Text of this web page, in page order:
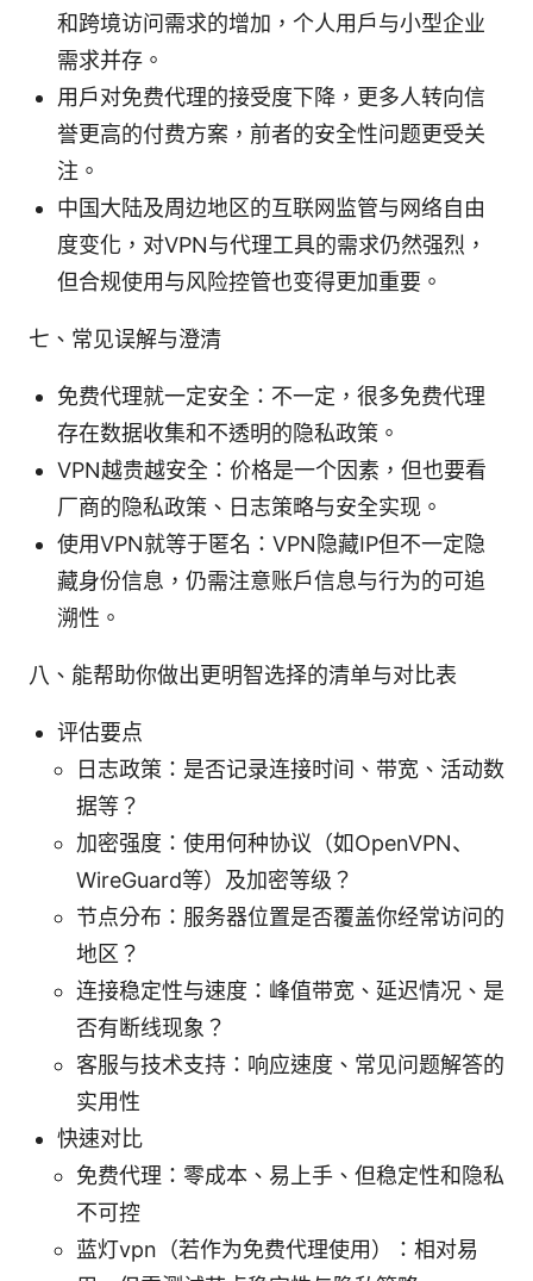
和跨境访问需求的增加，个人用户与小型企业
需求并存。
用户对免费代理的接受度下降，更多人转向信
誉更高的付费方案，前者的安全性问题更受关
注。
中国大陆及周边地区的互联网监管与网络自由
度变化，对VPN与代理工具的需求仍然强烈，
但合规使用与风险控管也变得更加重要。
七、常见误解与澄清
免费代理就一定安全：不一定，很多免费代理
存在数据收集和不透明的隐私政策。
VPN越贵越安全：价格是一个因素，但也要看
厂商的隐私政策、日志策略与安全实现。
使用VPN就等于匿名：VPN隐藏IP但不一定隐
藏身份信息，仍需注意账户信息与行为的可追
溯性。
八、能帮助你做出更明智选择的清单与对比表
评估要点
日志政策：是否记录连接时间、带宽、活动数
据等？
加密强度：使用何种协议（如OpenVPN、
WireGuard等）及加密等级？
节点分布：服务器位置是否覆盖你经常访问的
地区？
连接稳定性与速度：峰值带宽、延迟情况、是
否有断线现象？
客服与技术支持：响应速度、常见问题解答的
实用性
快速对比
免费代理：零成本、易上手、但稳定性和隐私
不可控
蓝灯vpn（若作为免费代理使用）：相对易